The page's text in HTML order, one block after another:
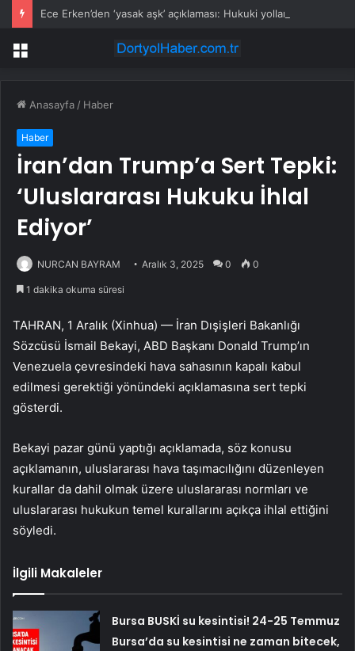
Menü
Anasayfa / Haber
Haber
İran’dan Trump’a Sert Tepki:
‘Uluslararası Hukuku İhlal
Ediyor’
NURCAN BAYRAM Aralık 3, 2025 0 0
1 dakika okuma süresi
TAHRAN, 1 Aralık (Xinhua) — İran Dışişleri Bakanlığı
Sözcüsü İsmail Bekayi, ABD Başkanı Donald Trump’ın
Venezuela çevresindeki hava sahasının kapalı kabul
edilmesi gerektiği yönündeki açıklamasına sert tepki
gösterdi.
Bekayi pazar günü yaptığı açıklamada, söz konusu
açıklamanın, uluslararası hava taşımacılığını düzenleyen
kurallar da dahil olmak üzere uluslararası normları ve
uluslararası hukukun temel kurallarını açıkça ihlal ettiğini
söyledi.
İlgili Makaleler
Bursa BUSKİ su kesintisi! 24-25 Temmuz
Bursa’da su kesintisi ne zaman bitecek,